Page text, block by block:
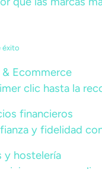
éxito
& Ecommerce
clic hasta la
financieros
y fidelidad
y hostelería